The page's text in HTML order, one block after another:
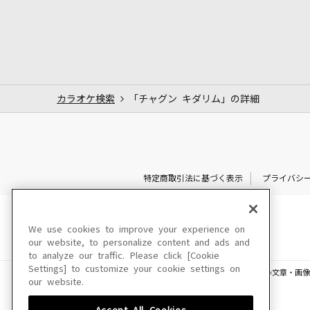
カラオケ検索 「チャグン キダリム」の詳細
特定商取引法に基づく表示 プライバシ
このサイトに掲載されている一切の文章・画
We use cookies to improve your experience on
our website, to personalize content and ads and
to analyze our traffic. Please click [Cookie
Settings] to customize your cookie settings on
our website.